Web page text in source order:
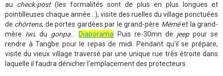
au check-post(les formalités sont de plus en plus longues et
pointilleuses chaque année...), visite des ruelles du village ponctuées
de chörtens, de portes gardées par le grand-père Méméet la grand-
mère Iwi, du gonpa... Diaporama Puis re-30mn de jeeppour se
rendre à Tangbe pour le repas de midi. Pendant qu'il se prépare,
visite du vieux village traversé par une unique rue très étroite dans
laquelle il faudra dénicher l'emplacement des protecteurs.